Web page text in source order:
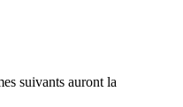
suivants auront la